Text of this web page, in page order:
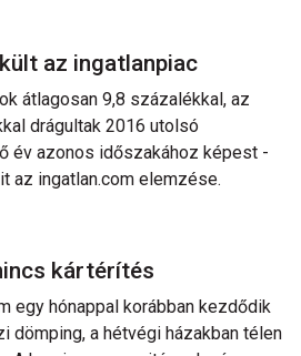
az ingatlanpiac
átlagosan 9,8 százalékkal, az
drágultak 2016 utolsó
év azonos időszakához képest -
az ingatlan.com elemzése.
kártérítés
egy hónappal korábban kezdődik
dömping, a hétvégi házakban télen